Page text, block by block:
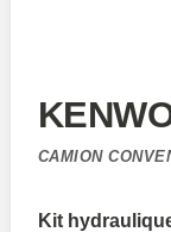
CAMION
Kit